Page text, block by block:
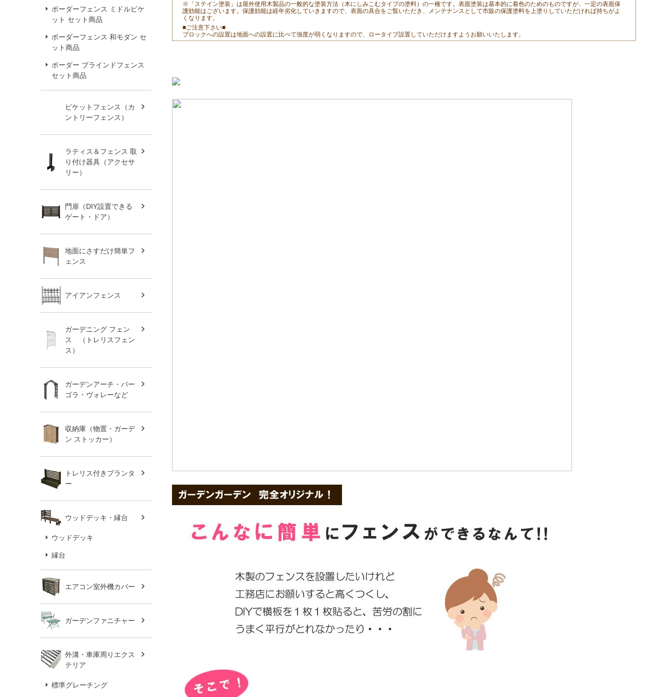
ボーダーフェンス ミドルピケ
ット セット商品
ボーダーフェンス 和モダン セ
ット商品
ボーダー ブラインドフェンス
セット商品
ピケットフェンス（カ
ントリーフェンス）
ラティス＆フェンス 取
り付け器具（アクセサ
リー）
門扉（DIY設置できる
ゲート・ドア）
地面にさすだけ簡単フ
ェンス
アイアンフェンス
ガーデニング フェン
ス （トレリスフェン
ス）
ガーデンアーチ・パー
ゴラ・ヴォレーなど
収納庫（物置・ガーデ
ン ストッカー）
トレリス付きプランタ
ー
ウッドデッキ・縁台
ウッドデッキ
縁台
エアコン室外機カバー
ガーデンファニチャー
外溝・車庫周りエクス
テリア
標準グレーチング
※「ステイン塗装」は屋外使用木製品の一般的な塗装方法（木にしみこむタイプの塗料）の一種です。表面塗装は基本的に着色のためのものですが、一定の表面保
護効能はございます。保護効能は経年劣化していきますので、表面の具合をご覧いただき、メンテナンスとして市販の保護塗料を上塗りしていただければ持ちがよ
くなります。
■ご注意下さい■
ブロックへの設置は地面への設置に比べて強度が弱くなりますので、ロータイプ設置していただけますようお願いいたします。